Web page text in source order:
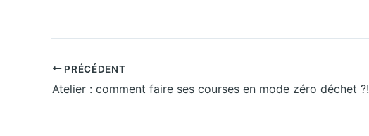
PRÉCÉDENT
Atelier : comment faire ses courses en mode zéro déchet ?!